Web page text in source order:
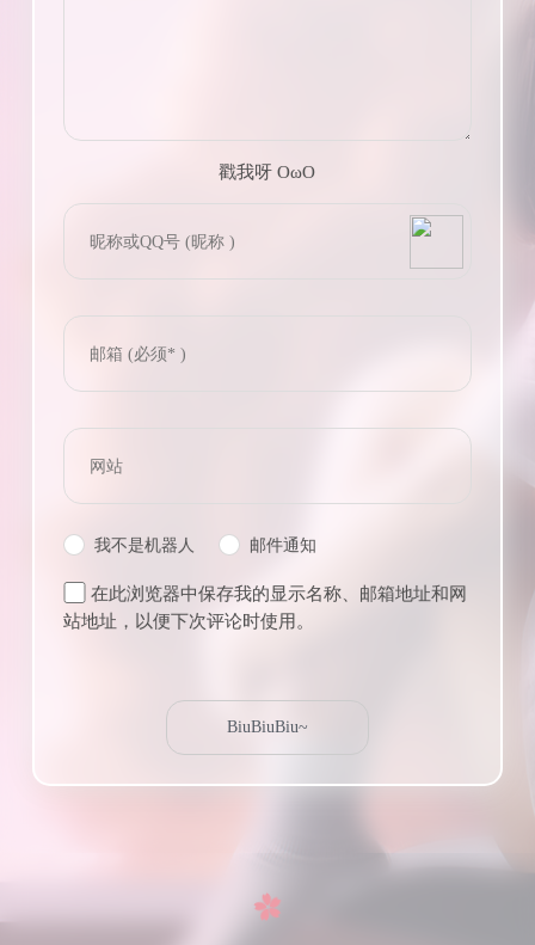
戳我呀 OωO
Tieba
我不是机器人 邮件通知
在此浏览器中保存我的显示名称、邮箱地址和网
站地址，以便下次评论时使用。